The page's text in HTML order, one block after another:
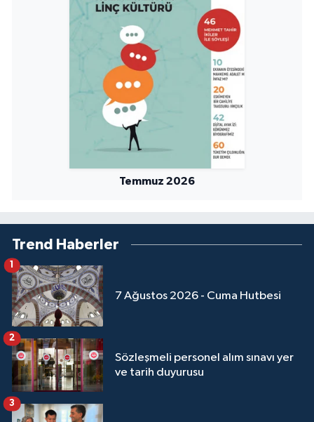
Temmuz 2026
Trend Haberler
7 Ağustos 2026 - Cuma Hutbesi
1
Sözleşmeli personel alım sınavı yer
ve tarih duyurusu
2
3
Yozgat Müftülüğü
Zonguldak Müftülüğü